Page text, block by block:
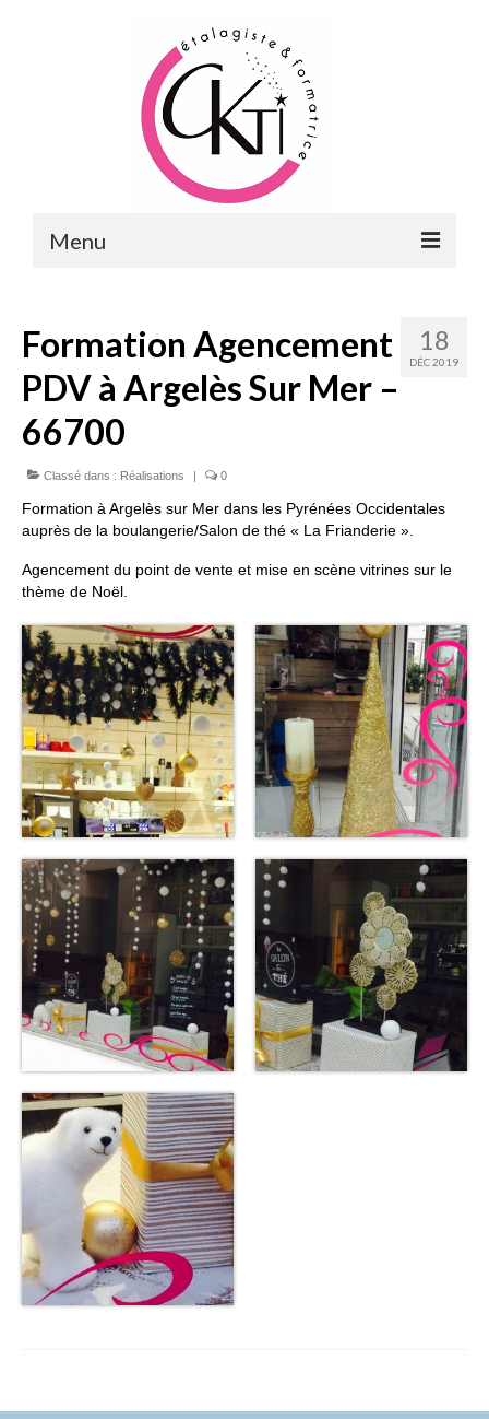
Menu
FORMATIONS
FORMATIONS DU POINT DE VENTE
MERCHANDISING & VITRINES
FORMATIONS RH
FORMATIONS DE FORMATEURS
CONSEILS & PRESTATIONS
CONTACT
18
DÉC 2019
Formation Agencement
PDV à Argelès Sur Mer –
66700
Classé dans : Réalisations | 0
Formation à Argelès sur Mer dans les Pyrénées Occidentales
auprès de la boulangerie/Salon de thé « La Frianderie ».
Agencement du point de vente et mise en scène vitrines sur le
thème de Noël.